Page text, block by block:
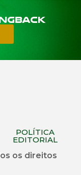
POLÍTICA
EDITORIAL
os direitos